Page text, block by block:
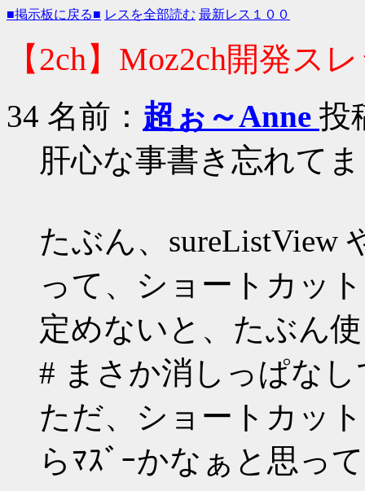
■掲示板に戻る■ レスを全部読む 最新レス１００
【2ch】Moz2ch開発ス
34 名前： 超ぉ～Anne 投
肝心な事書き忘れて
たぶん、sureListView
って、ショートカッ
定めないと、たぶん
# まさか消しっぱな
ただ、ショートカッ
らﾏｽﾞｰかなぁと思っ